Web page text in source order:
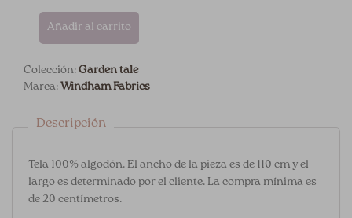
Añadir al carrito
Colección:Garden tale
Marca:Windham Fabrics
Descripción
Tela 100% algodón. El ancho de la pieza es de 110 cm y el
largo es determinado por el cliente. La compra mínima es
de 20 centímetros.